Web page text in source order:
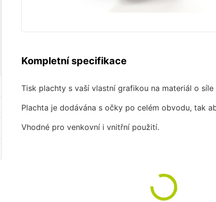
Kompletní specifikace
Tisk plachty s vaší vlastní grafikou na materiál o síle
Plachta je dodávána s očky po celém obvodu, tak
Vhodné pro venkovní i vnitřní použití.